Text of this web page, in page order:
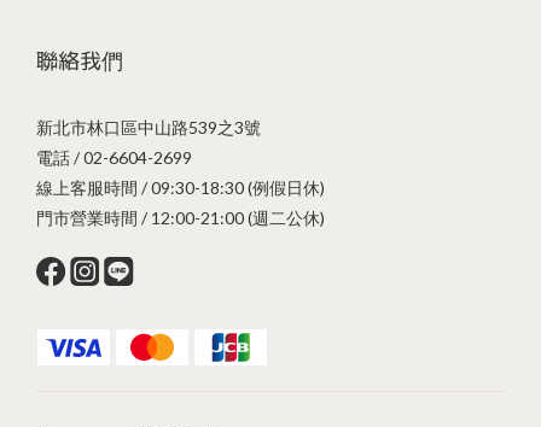
聯絡我們
新北市林口區中山路539之3號
電話 / 02-6604-2699
線上客服時間 / 09:30-18:30 (例假日休)
門市營業時間 / 12:00-21:00 (週二公休)